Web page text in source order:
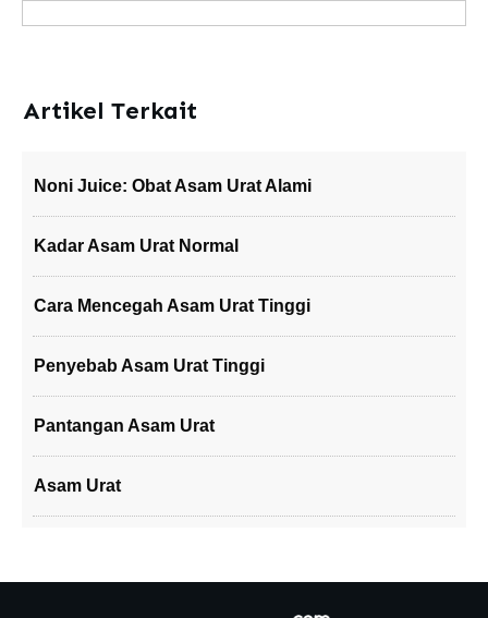
Artikel Terkait
Noni Juice: Obat Asam Urat Alami
Kadar Asam Urat Normal
Cara Mencegah Asam Urat Tinggi
Penyebab Asam Urat Tinggi
Pantangan Asam Urat
Asam Urat